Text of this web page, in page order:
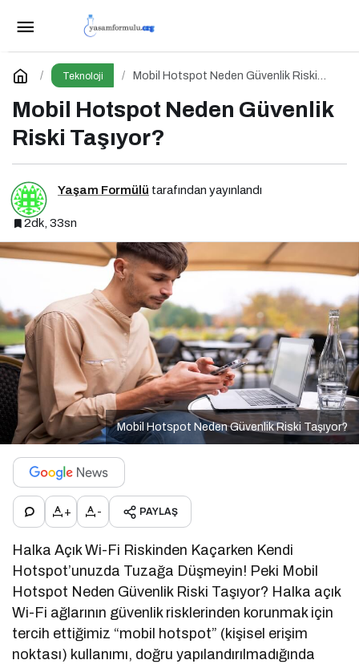
Teknoloji
Mobil Hotspot Neden Güvenlik Riski
Mobil Hotspot Neden Güvenlik
Riski Taşıyor?
Yaşam Formülü tarafından yayınlandı
2dk, 33sn
Mobil Hotspot Neden Güvenlik Riski Taşıyor?
+ - PAYLAŞ
Halka Açık Wi-Fi Riskinden Kaçarken Kendi
Hotspot’unuzda Tuzağa Düşmeyin! Peki Mobil
Hotspot Neden Güvenlik Riski Taşıyor? Halka açık
Wi-Fi ağlarının güvenlik risklerinden korunmak için
tercih ettiğimiz “mobil hotspot” (kişisel erişim
noktası) kullanımı, doğru yapılandırılmadığında
Anthropic’in Mayıs İkilemi: %8000 Büyüme +
Kendini Geliştiren Ajanlar – Bu Hız Sürdürülebilir mi?
Yorum Yap